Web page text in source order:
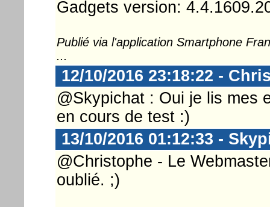
Gadgets version:
Publié via l'application Smartphone
...
12/10/2016 23:18:22 -
@Skypichat : Oui je lis mes
en cours de test :)
13/10/2016 01:12:33 -
@Christophe - Le
oublié. ;)